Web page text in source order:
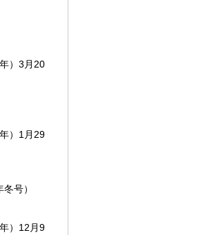
）3月20
）1月29
号）
）12月9